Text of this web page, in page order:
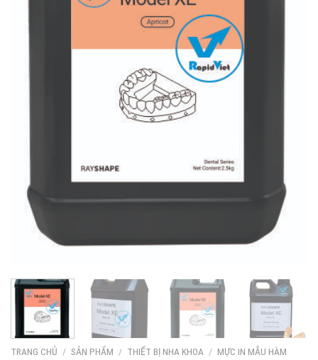
TRANG CHỦ / SẢN PHẨM / THIẾT BỊ NHA KHOA / MỰC IN MẪU HÀM